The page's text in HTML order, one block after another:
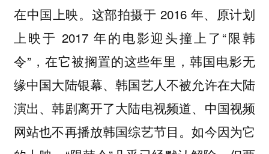
在中国上映。这部拍摄于 2016 年、原计划
上映于 2017 年的电影迎头撞上了“限韩
令”，在它被搁置的这些年里，韩国电影无
缘中国大陆银幕、韩国艺人不被允许在大陆
演出、韩剧离开了大陆电视频道、中国视频
网站也不再播放韩国综艺节目。如今因为它